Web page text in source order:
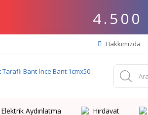
4.500
Hakkımızda
Elektrik Aydınlatma Hırdavat